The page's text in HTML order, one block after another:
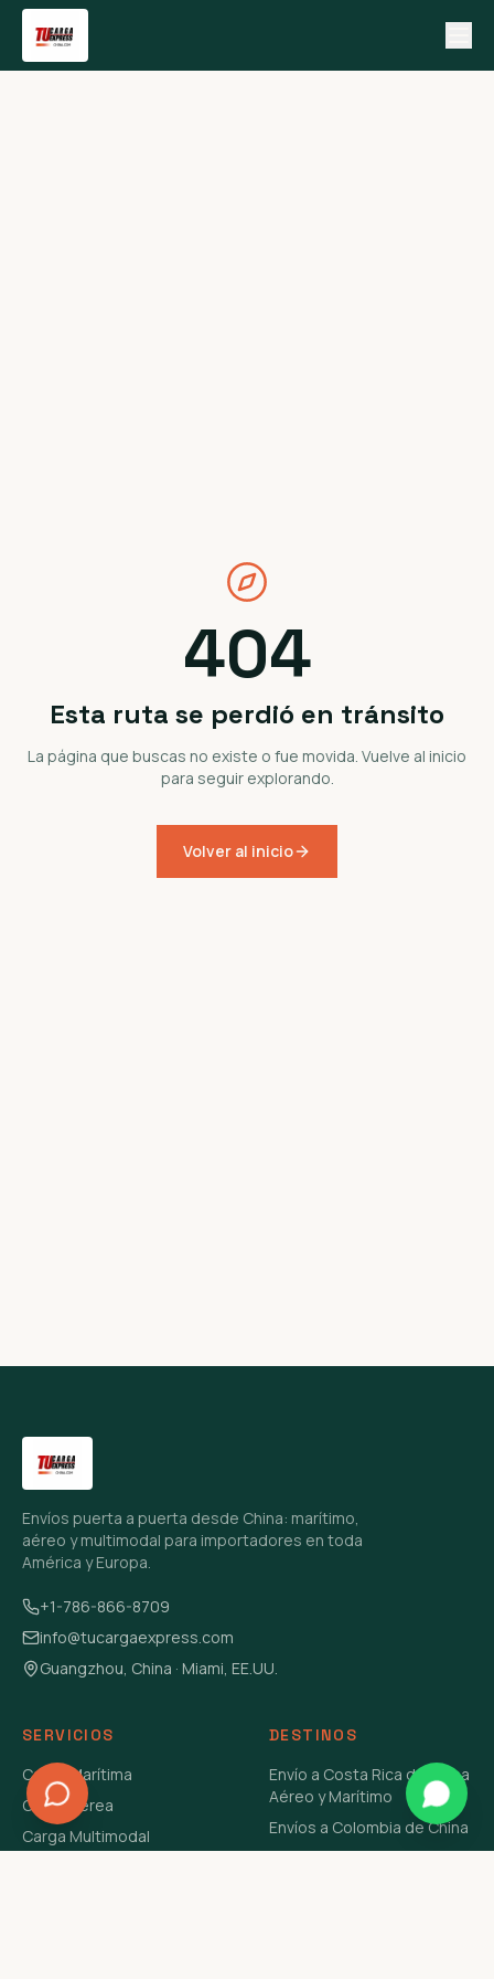
404
Esta ruta se perdió en tránsito
La página que buscas no existe o fue movida. Vuelve al inicio
para seguir explorando.
Volver al inicio
Envíos puerta a puerta desde China: marítimo,
aéreo y multimodal para importadores en toda
América y Europa.
+1-786-866-8709
info@tucargaexpress.com
Guangzhou, China · Miami, EE.UU.
SERVICIOS
Carga Marítima
Carga Aérea
Carga Multimodal
DESTINOS
Envío a Costa Rica de China
Aéreo y Marítimo
Envíos a Colombia de China